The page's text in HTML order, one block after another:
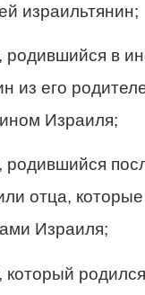
израильтянин;
родившийся в
из его
Израиля;
родившийся
отца,
Израиля;
который